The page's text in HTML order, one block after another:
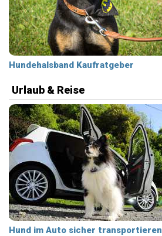
Hundehalsband Kaufratgeber
Urlaub & Reise
Hund im Auto sicher transportieren